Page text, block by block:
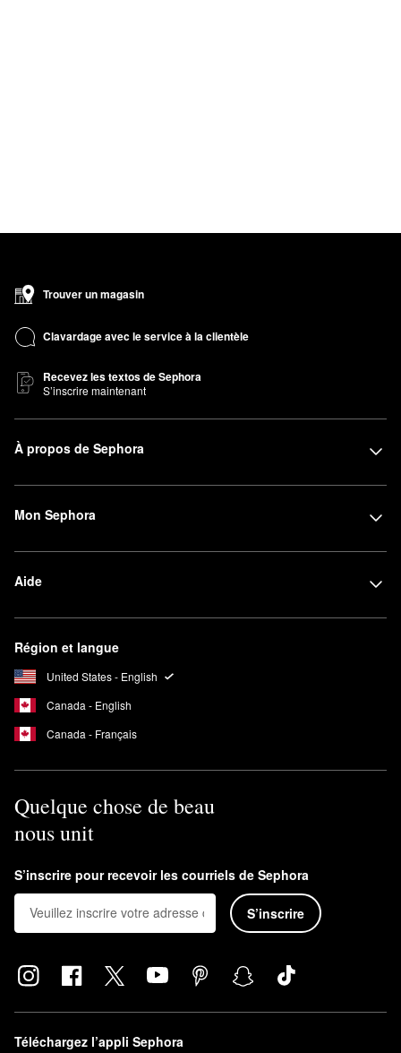
Trouver un magasin
Clavardage avec le service à la clientèle
Recevez les textos de Sephora
S’inscrire maintenant
À propos de Sephora
Mon Sephora
Aide
Région et langue
United States - English
Canada - English
Canada - Français
Quelque chose de beau
nous unit
S’inscrire pour recevoir les courriels de Sephora
S’inscrire
Téléchargez l’appli Sephora